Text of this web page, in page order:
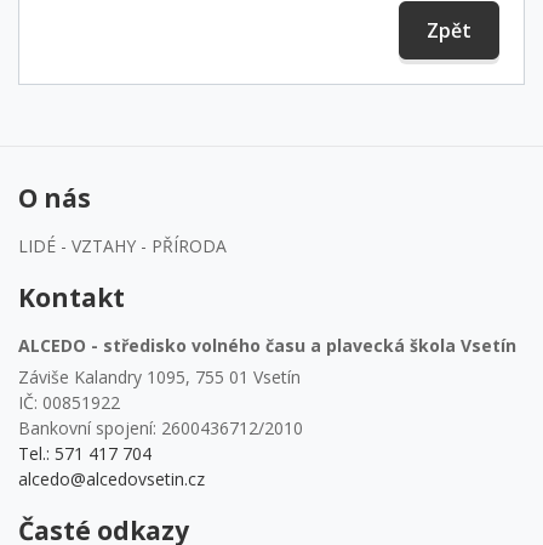
Zpět
O nás
LIDÉ - VZTAHY - PŘÍRODA
Kontakt
ALCEDO - středisko volného času a plavecká škola Vsetín
Záviše Kalandry 1095, 755 01 Vsetín
IČ: 00851922
Bankovní spojení: 2600436712/2010
Tel.: 571 417 704
alcedo@alcedovsetin.cz
Časté odkazy